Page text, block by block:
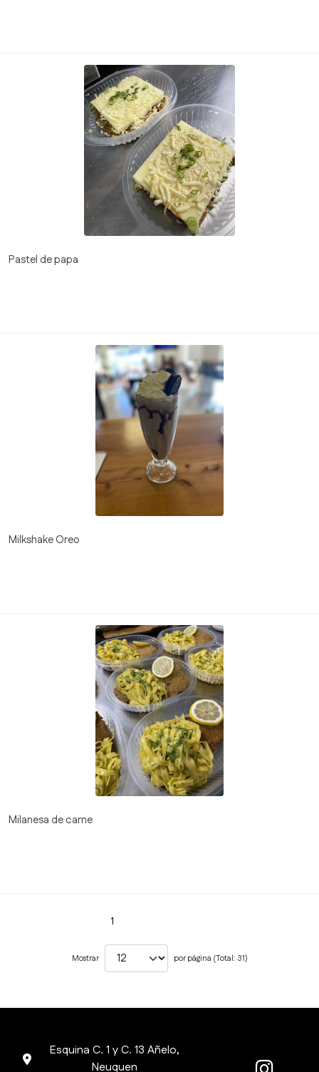
Pastel de papa
Milkshake Oreo
Milanesa de carne
1
Mostrar por página (Total: 31)
Esquina C. 1 y C. 13 Añelo,
Neuquen